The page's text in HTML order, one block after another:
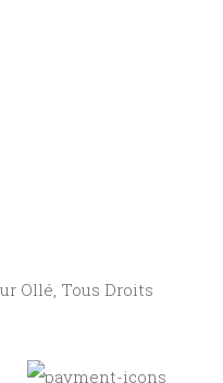
Ollé, Tous Droits